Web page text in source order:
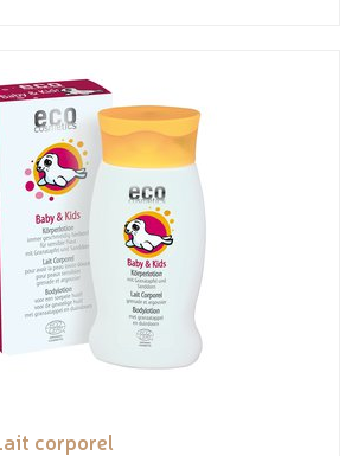
corporel